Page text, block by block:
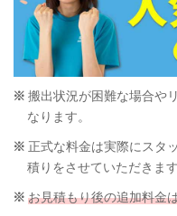
搬出状況が困難な場合や
なります。
正式な料金は実際にスタ
積りをさせていただきます
お見積もり後の追加料金